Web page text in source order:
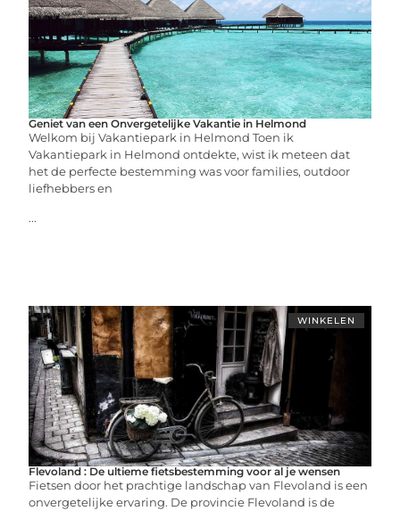
Geniet van een Onvergetelijke Vakantie in Helmond
Welkom bij Vakantiepark in Helmond Toen ik
Vakantiepark in Helmond ontdekte, wist ik meteen dat
het de perfecte bestemming was voor families, outdoor
liefhebbers en
...
WINKELEN
Flevoland : De ultieme fietsbestemming voor al je wensen
Fietsen door het prachtige landschap van Flevoland is een
onvergetelijke ervaring. De provincie Flevoland is de